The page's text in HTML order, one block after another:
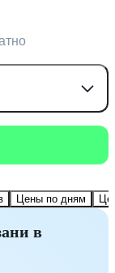
Цены по дням
в